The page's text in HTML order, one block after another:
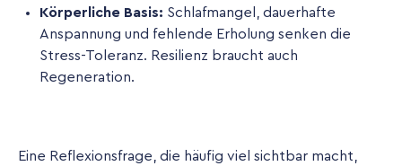
Körperliche Basis: Schlafmangel, dauerhafte
Anspannung und fehlende Erholung senken die
Stress-Toleranz. Resilienz braucht auch
Regeneration.
Eine Reflexionsfrage, die häufig viel sichtbar macht,